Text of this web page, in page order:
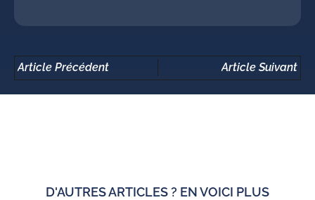
Article Précédent Article Suivant
D'AUTRES ARTICLES ? EN VOICI PLUS